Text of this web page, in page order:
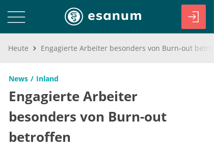
Heute
News Inland
Engagierte Arbeiter
besonders von Burn-out
betroffen